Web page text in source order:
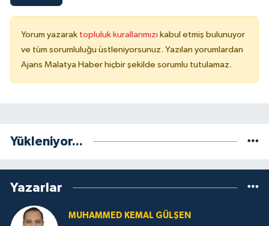
Yorum yazarak topluluk kurallarımızı kabul etmiş bulunuyor
ve tüm sorumluluğu üstleniyorsunuz. Yazılan yorumlardan
Ajans Malatya Haber hiçbir şekilde sorumlu tutulamaz.
Yükleniyor...
Yazarlar
MUHAMMED KEMAL GÜLŞEN